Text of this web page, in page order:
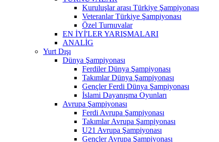
Kuruluşlar arası Türkiye Şampiyonası
Veteranlar Türkiye Şampiyonası
Özel Turnuvalar
EN İYİ'LER YARIŞMALARI
ANALİG
Yurt Dışı
Dünya Şampiyonası
Ferdiler Dünya Şampiyonası
Takımlar Dünya Şampiyonası
Gençler Ferdi Dünya Şampiyonası
İslami Dayanışma Oyunları
Avrupa Şampiyonası
Ferdi Avrupa Şampiyonası
Takımlar Avrupa Şampiyonası
U21 Avrupa Şampiyonası
Gençler Avrupa Şampiyonası